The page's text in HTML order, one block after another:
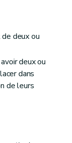
deux ou
deux ou
dans
de leurs